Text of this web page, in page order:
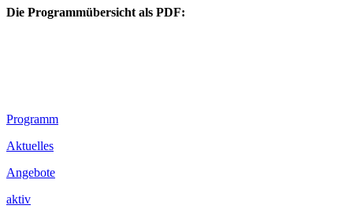
Die Programmübersicht als PDF:
Footer
Inhalt
Programm
Aktuelles
Angebote
aktiv